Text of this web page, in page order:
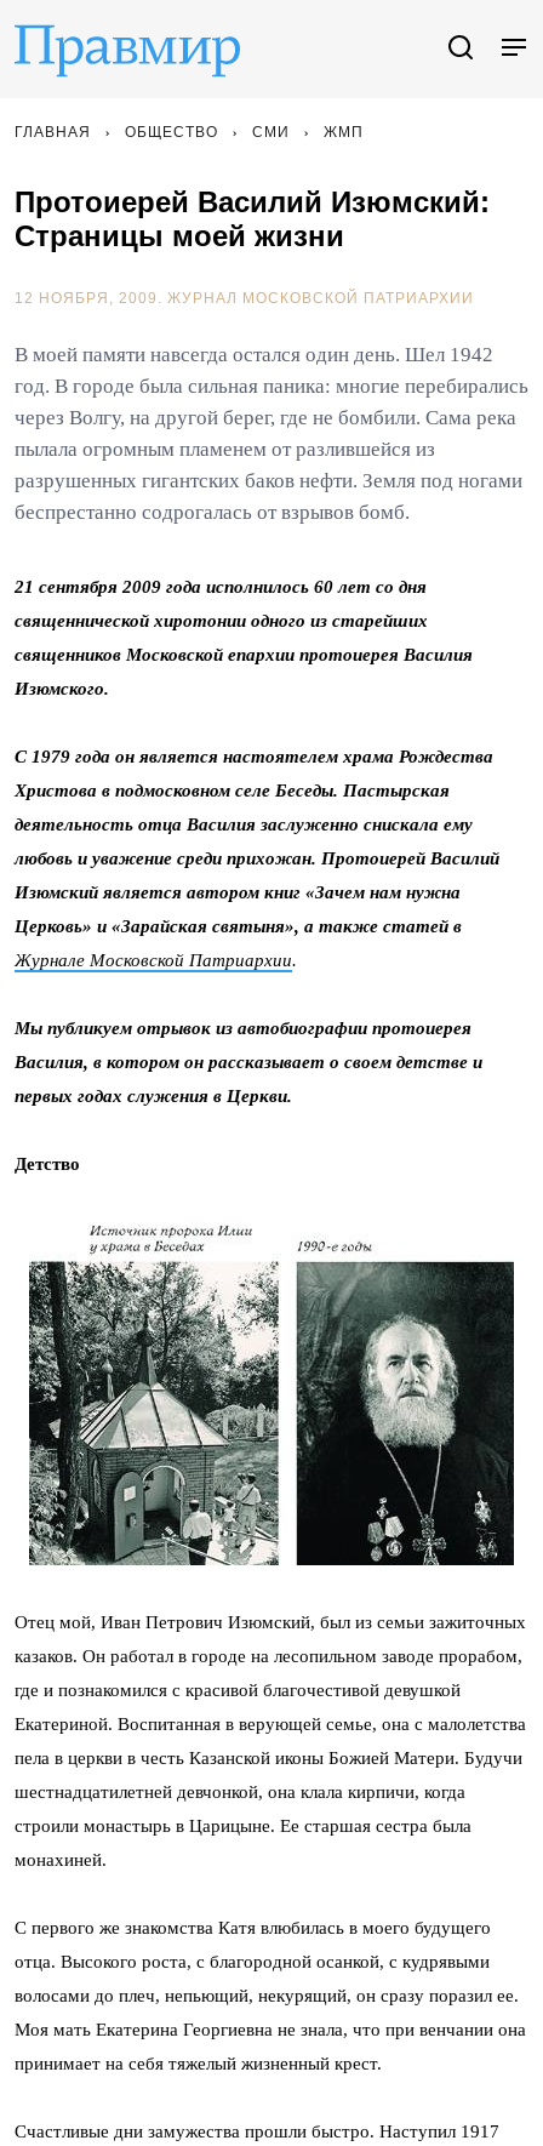
ГЛАВНАЯ ОБЩЕСТВО СМИ ЖМП
Протоиерей Василий Изюмский:
Страницы моей жизни
12 НОЯБРЯ, 2009. ЖУРНАЛ МОСКОВСКОЙ ПАТРИАРХИИ
В моей памяти навсегда остался один день. Шел 1942
год. В городе была сильная паника: многие перебирались
через Волгу, на другой берег, где не бомбили. Сама река
пылала огромным пламенем от разлившейся из
разрушенных гигантских баков нефти. Земля под ногами
беспрестанно содрогалась от взрывов бомб.
21 сентября 2009 года исполнилось 60 лет со дня
священнической хиротонии одного из старейших
священников Московской епархии протоиерея Василия
Изюмского.
С 1979 года он является настоятелем храма Рождества
Христова в подмосковном селе Беседы. Пастырская
деятельность отца Василия заслуженно снискала ему
любовь и уважение среди прихожан. Протоиерей Василий
Изюмский является автором книг «Зачем нам нужна
Церковь» и «Зарайская святыня», а также статей в
Журнале Московской Патриархии.
Мы публикуем отрывок из автобиографии протоиерея
Василия, в котором он рассказывает о своем детстве и
первых годах служения в Церкви.
Детство
Отец мой, Иван Петрович Изюмский, был из семьи зажиточных
казаков. Он работал в городе на лесопильном заводе прорабом,
где и познакомился с красивой благочестивой девушкой
Екатериной. Воспитанная в верующей семье, она с малолетства
пела в церкви в честь Казанской иконы Божией Матери. Будучи
шестнадцатилетней девчонкой, она клала кирпичи, когда
строили монастырь в Царицыне. Ее старшая сестра была
монахиней.
С первого же знакомства Катя влюбилась в моего будущего
отца. Высокого роста, с благородной осанкой, с кудрявыми
волосами до плеч, непьющий, некурящий, он сразу поразил ее.
Моя мать Екатерина Георгиевна не знала, что при венчании она
принимает на себя тяжелый жизненный крест.
Счастливые дни замужества прошли быстро. Наступил 1917